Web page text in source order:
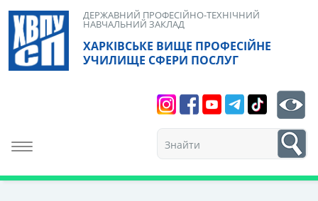
Skip
content
ХАРКІВСЬКЕ ВИЩЕ ПРОФЕСІЙНЕ
УЧИЛИЩЕ СФЕРИ ПОСЛУГ
ДЕРЖАВНИЙ ПРОФЕСІЙНО-ТЕХНІЧНИЙ
НАВЧАЛЬНИЙ ЗАКЛАД
Toggle navigation
1